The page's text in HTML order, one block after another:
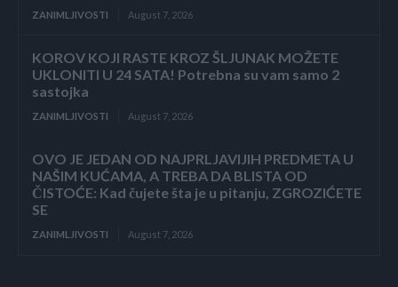
ZANIMLJIVOSTI August 7, 2026
KOROV KOJI RASTE KROZ ŠLJUNAK MOŽETE
UKLONITI U 24 SATA! Potrebna su vam samo 2
sastojka
ZANIMLJIVOSTI August 7, 2026
OVO JE JEDAN OD NAJPRLJAVIJIH PREDMETA U
NAŠIM KUĆAMA, A TREBA DA BLISTA OD
ČISTOĆE: Kad čujete šta je u pitanju, ZGROZIĆETE
SE
ZANIMLJIVOSTI August 7, 2026